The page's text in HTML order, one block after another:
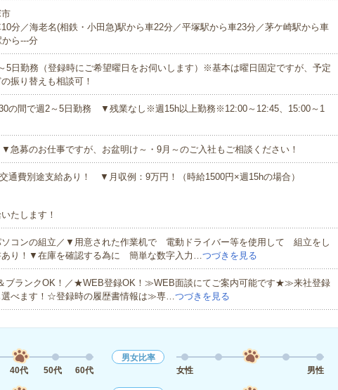
分／海老名(相鉄・小田急)駅から車22分／平塚駅から車23分／茅ケ崎駅から車
ら---分
5日勤務（登録時にご希望曜日をお伺いします）※基本は曜日固定ですが、予定
振り替えも相談可！
の間で週2～5日勤務 ▼残業なし※週15h以上勤務※12:00～12:45、15:00～1
募のお仕事ですが、お盆明け～・9月～のご入社もご相談ください！
通費別途支給あり！ ▼月収例：9万円！（時給1500円×週15hの場合）
たします！
ソコンの組立／▼用意された作業机で 電動ドライバー等を使用して 組立をし
り！▼在庫を確認する為に 簡単な数字入力…つづきを見る
ブランクOK！／★WEB登録OK！≫WEB面談にてご案内可能です★≫来社登録
選べます！☆登録時の履歴書情報は≫専…つづきを見る
40代 50代 60代
男女比率
女性
男性